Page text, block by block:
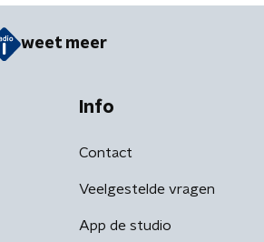
weet meer
Info
Contact
Veelgestelde vragen
App de studio